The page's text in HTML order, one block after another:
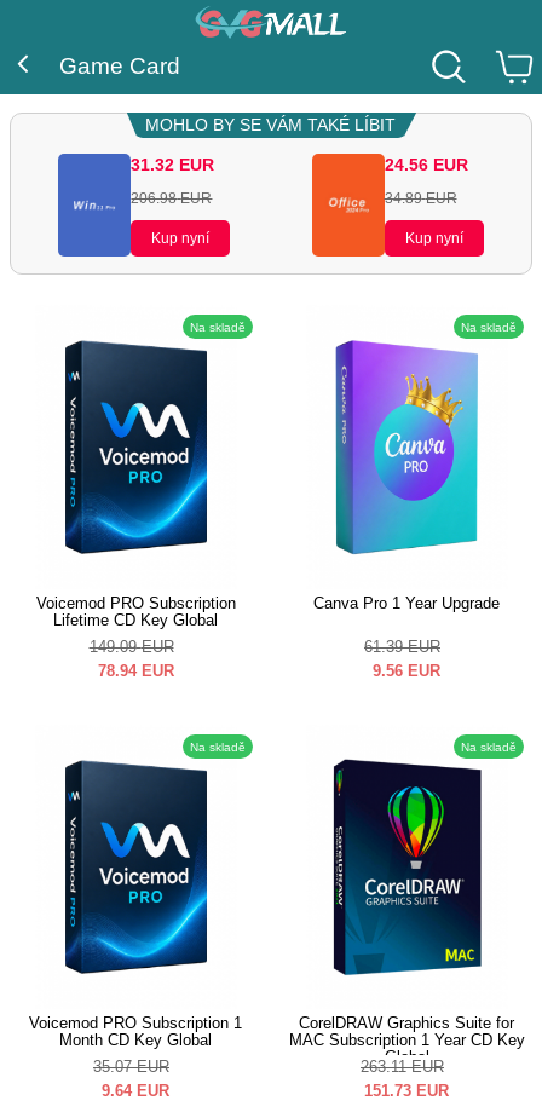
Game Card
MOHLO BY SE VÁM TAKÉ LÍBIT
31.32 EUR
206.98 EUR
Kup nyní
24.56 EUR
34.89 EUR
Kup nyní
Na skladě
Voicemod PRO Subscription
Lifetime CD Key Global
149.09 EUR
78.94 EUR
Na skladě
Canva Pro 1 Year Upgrade
61.39 EUR
9.56 EUR
Na skladě
Voicemod PRO Subscription 1
Month CD Key Global
35.07 EUR
9.64 EUR
Na skladě
CorelDRAW Graphics Suite for
MAC Subscription 1 Year CD Key
Global
263.11 EUR
151.73 EUR